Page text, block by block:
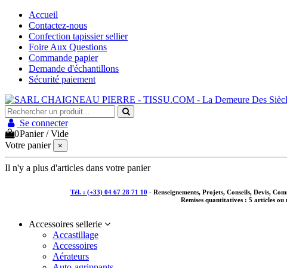
Accueil
Contactez-nous
Confection tapissier sellier
Foire Aux Questions
Commande papier
Demande d'échantillons
Sécurité paiement
Se connecter
0Panier /Vide
Votre panier
×
Il n'y a plus d'articles dans votre panier
Tél. : (+33) 04 67 28 71 10 - Renseignements, Projets, Conseils, Devis,
Remises quantitatives : 5 articles ou
Accessoires sellerie
Accastillage
Accessoires
Aérateurs